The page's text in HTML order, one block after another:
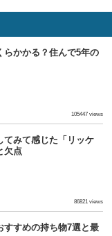
らかかる？住んで5年の
105447 views
てみて感じた「リッケ
欠点
86821 views
すすめの持ち物7選と最